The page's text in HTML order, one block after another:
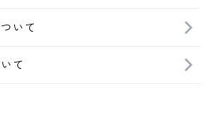
いて
て